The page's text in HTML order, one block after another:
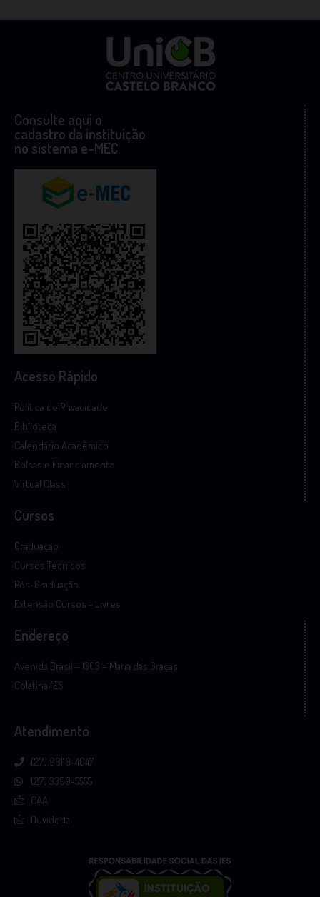
Consulte aqui o
cadastro da instituição
no sistema e-MEC
Acesso Rápido
Política de Privacidade
Biblioteca
Calendário Acadêmico
Bolsas e Financiamento
Virtual Class
Cursos
Graduação
Cursos Técnicos
Pós-Graduação
Extensão Cursos - Livres
Endereço
Avenida Brasil – 1303 – Maria das Graças
Colatina/ES
Atendimento
(27) 98118-4047
(27) 3399-5555
CAA
Ouvidoria